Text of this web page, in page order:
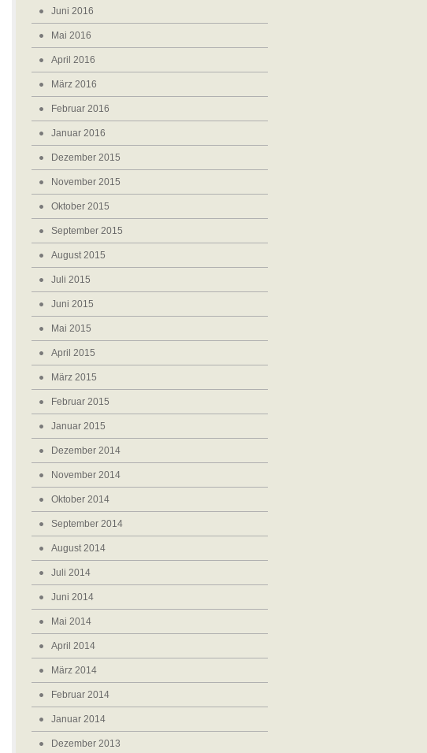
Juni 2016
Mai 2016
April 2016
März 2016
Februar 2016
Januar 2016
Dezember 2015
November 2015
Oktober 2015
September 2015
August 2015
Juli 2015
Juni 2015
Mai 2015
April 2015
März 2015
Februar 2015
Januar 2015
Dezember 2014
November 2014
Oktober 2014
September 2014
August 2014
Juli 2014
Juni 2014
Mai 2014
April 2014
März 2014
Februar 2014
Januar 2014
Dezember 2013